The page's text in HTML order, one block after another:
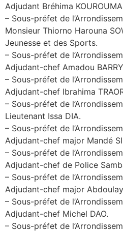
Adjudant Bréhima
– Sous-préfet de
Monsieur Thiorno Harouna
Jeunesse et des Sports.
– Sous-préfet de
Adjudant-chef Amadou
– Sous-préfet de
Adjudant-chef Ibrahima
– Sous-préfet de
Lieutenant Issa DIA.
– Sous-préfet de
Adjudant-chef major Mandé
– Sous-préfet de
Adjudant-chef de Police
– Sous-préfet de
Adjudant-chef major
– Sous-préfet de
Adjudant-chef Michel DAO.
– Sous-préfet de